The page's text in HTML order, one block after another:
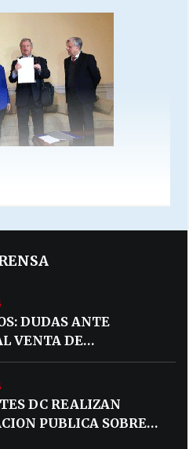
DUDAS ANTE
VENTA DE
POR MERCADO
DC REALIZAN
PUBLICA SOBRE